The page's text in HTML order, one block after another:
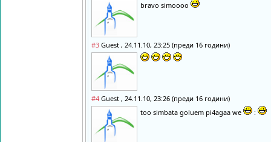
bravo simoooo
#3 Guest , 24.11.10, 23:25 (преди 16 години)
#4 Guest , 24.11.10, 23:26 (преди 16 години)
too simbata goluem pi4agaa we
: